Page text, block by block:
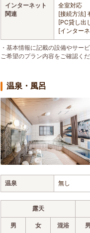
インターネット
関連
全室対応
[接続方法]
[PC貸し出
[インター
・基本情報に記載の設備やサー
ご希望のプラン内容をご確認くだ
温泉・風呂
温泉 無し
露天
男 女 混浴 男